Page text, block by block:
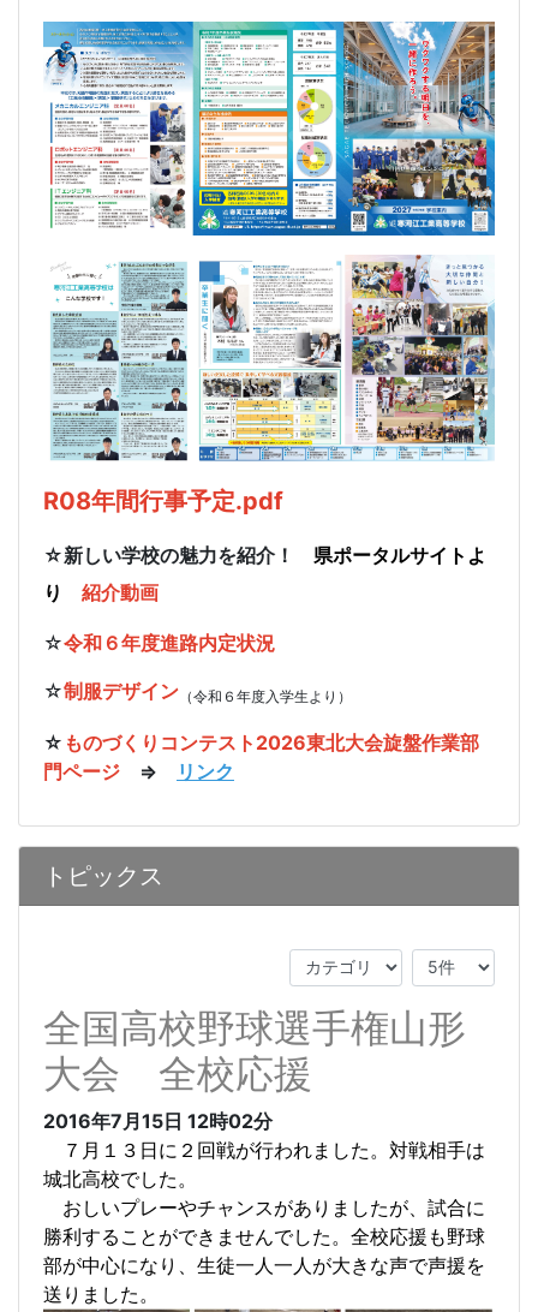
R08年間行事予定.pdf
☆新しい学校の魅力を紹介！ 県ポータルサイトよ
り
紹介動画
☆令和６年度進路内定状況
☆制服デザイン （令和６年度入学生より）
☆ ものづくりコンテスト2026東北大会旋盤作業部
門ページ ⇒ リンク
トピックス
全国高校野球選手権山形
大会 全校応援
2016年7月15日 12時02分
７月１３日に２回戦が行われました。対戦相手は
城北高校でした。
おしいプレーやチャンスがありましたが、試合に
勝利することができませんでした。全校応援も野球
部が中心になり、生徒一人一人が大きな声で声援を
送りました。